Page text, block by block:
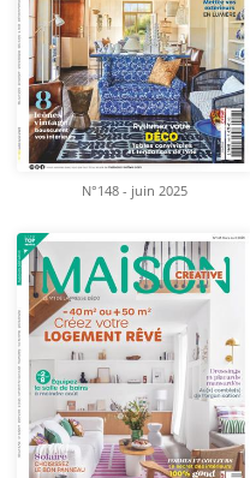
N°148 - juin 2025